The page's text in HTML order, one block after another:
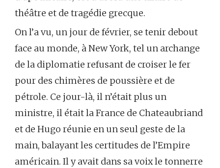
théâtre et de tragédie grecque.
On l’a vu, un jour de février, se tenir debout
face au monde, à New York, tel un archange
de la diplomatie refusant de croiser le fer
pour des chimères de poussière et de
pétrole. Ce jour-là, il n’était plus un
ministre, il était la France de Chateaubriand
et de Hugo réunie en un seul geste de la
main, balayant les certitudes de l’Empire
américain. Il y avait dans sa voix le tonnerre